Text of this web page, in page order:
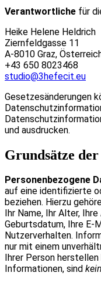
Verantwortliche für
Heike Helene Heldrich
Ziernfeldgasse 11
A-8010 Graz,
‭+43 650 8023468‬
studio@3hefecit.eu
Gesetzesänderungen
und ausdrucken.
Grundsätze
Personenbezogene
auf eine identifizierte
beziehen. Hierzu
Ihr Name, Ihr Alter,
Geburtsdatum, Ihre E-
Nutzerverhalten.
nur mit einem
Ihrer Person
Informationen, sind